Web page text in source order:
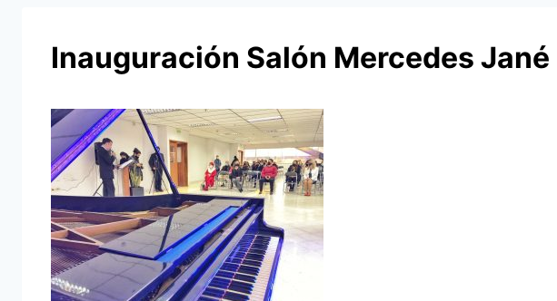
Inauguración Salón Mercedes Jané